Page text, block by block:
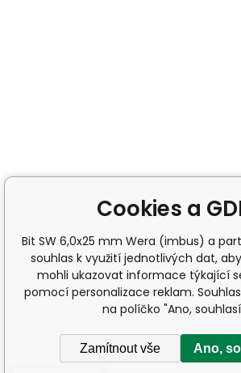
Cookies a
Bit SW 6,0x25 mm Wera (imbus) a
souhlas k využití jednotlivých dat,
mohli ukazovat informace týkající
pomocí personalizace reklam.
na políčko "Ano,
Zamítnout vše Ano,